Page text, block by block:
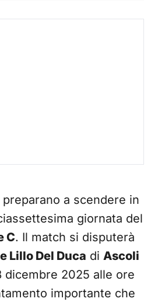
preparano a scendere in
giornata del
C. Il match si disputerà
Lillo Del Duca di Ascoli
dicembre 2025 alle ore
importante che